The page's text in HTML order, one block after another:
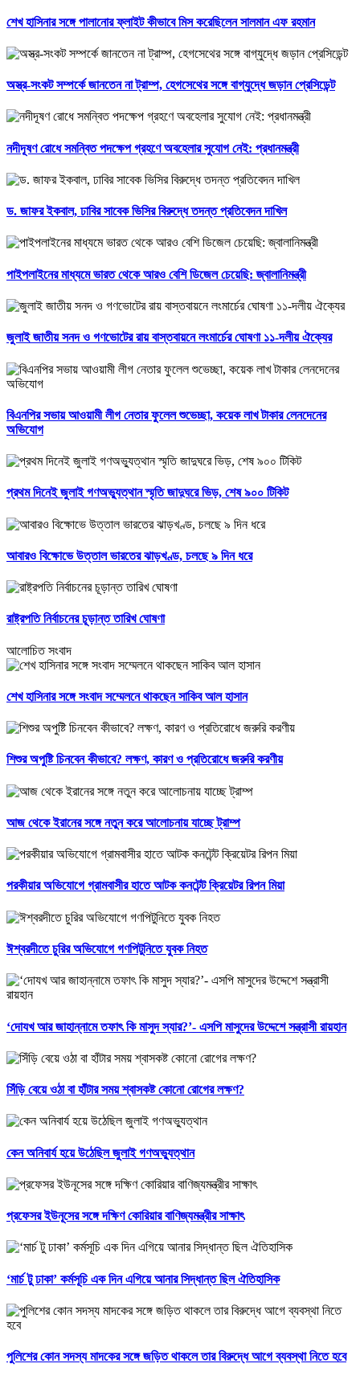
শেখ হাসিনার সঙ্গে পালানোর ফ্লাইট কীভাবে মিস করেছিলেন সালমান এফ রহমান
অস্ত্র-সংকট সম্পর্কে জানতেন না ট্রাম্প, হেগসেথের সঙ্গে বাগ্‌যুদ্ধে জড়ান প্রেসিডেন্ট
নদীদূষণ রোধে সমন্বিত পদক্ষেপ গ্রহণে অবহেলার সুযোগ নেই: প্রধানমন্ত্রী
ড. জাফর ইকবাল, ঢাবির সাবেক ভিসির বিরুদ্ধে তদন্ত প্রতিবেদন দাখিল
পাইপলাইনের মাধ্যমে ভারত থেকে আরও বেশি ডিজেল চেয়েছি: জ্বালানিমন্ত্রী
জুলাই জাতীয় সনদ ও গণভোটের রায় বাস্তবায়নে লংমার্চের ঘোষণা ১১-দলীয় ঐক্যের
বিএনপির সভায় আওয়ামী লীগ নেতার ফুলেল শুভেচ্ছা, কয়েক লাখ টাকার লেনদেনের
অভিযোগ
প্রথম দিনেই জুলাই গণঅভ্যুত্থান স্মৃতি জাদুঘরে ভিড়, শেষ ৯০০ টিকিট
আবারও বিক্ষোভে উত্তাল ভারতের ঝাড়খণ্ড, চলছে ৯ দিন ধরে
রাষ্ট্রপতি নির্বাচনের চূড়ান্ত তারিখ ঘোষণা
আলোচিত সংবাদ
শেখ হাসিনার সঙ্গে সংবাদ সম্মেলনে থাকছেন সাকিব আল হাসান
শিশুর অপুষ্টি চিনবেন কীভাবে? লক্ষণ, কারণ ও প্রতিরোধে জরুরি করণীয়
আজ থেকে ইরানের সঙ্গে নতুন করে আলোচনায় যাচ্ছে ট্রাম্প
পরকীয়ার অভিযোগে গ্রামবাসীর হাতে আটক কনটেন্ট ক্রিয়েটর রিপন মিয়া
ঈশ্বরদীতে চুরির অভিযোগে গণপিটুনিতে যুবক নিহত
‘দোযখ আর জাহান্নামে তফাৎ কি মাসুদ স্যার?’- এসপি মাসুদের উদ্দেশে সন্ত্রাসী রায়হান
সিঁড়ি বেয়ে ওঠা বা হাঁটার সময় শ্বাসকষ্ট কোনো রোগের লক্ষণ?
কেন অনিবার্য হয়ে উঠেছিল জুলাই গণঅভ্যুত্থান
প্রফেসর ইউনূসের সঙ্গে দক্ষিণ কোরিয়ার বাণিজ্যমন্ত্রীর সাক্ষাৎ
‘মার্চ টু ঢাকা’ কর্মসূচি এক দিন এগিয়ে আনার সিদ্ধান্ত ছিল ঐতিহাসিক
পুলিশের কোন সদস্য মাদকের সঙ্গে জড়িত থাকলে তার বিরুদ্ধে আগে ব্যবস্থা নিতে হবে